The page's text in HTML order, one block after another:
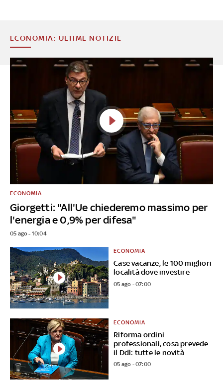
ECONOMIA: ULTIME NOTIZIE
Giorgetti: "All'Ue chiederemo massimo per
l'energia e 0,9% per difesa"
ECONOMIA
05 ago - 10:04
Case vacanze, le 100 migliori
località dove investire
ECONOMIA
05 ago - 07:00
Riforma ordini
professionali, cosa prevede
il Ddl: tutte le novità
ECONOMIA
05 ago - 07:00